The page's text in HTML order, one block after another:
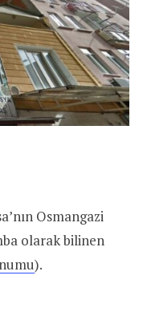
Osmangazi
olarak bilinen
).